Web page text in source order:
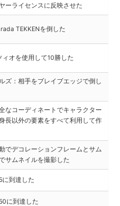
ーライセンスに反映させた
TEKKENを倒した
オを使用して10勝した
ズ：相手をブレイブエッジで倒し
なコーディネートでキャラクター
長以外の要素をすべて利用して作
でデコレーションフレームとサム
サムネイルを撮影した
に到達した
に到達した